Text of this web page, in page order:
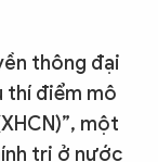
thông đại
thí điểm mô
một
trị ở nước